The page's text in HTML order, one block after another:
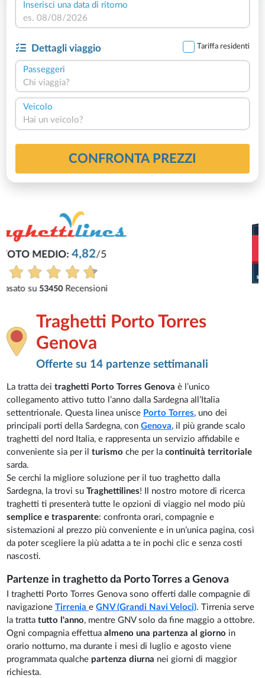
Inserisci una data di ritorno
Dettagli viaggio Tariffa residenti
Passeggeri
Chi viaggia?
Veicolo
Hai un veicolo?
CONFRONTA PREZZI
Traghetti Porto Torres
Genova
Offerte su 14 partenze settimanali
La tratta dei traghetti Porto Torres Genovaè l’unico
collegamento attivo tutto l’anno dalla Sardegna all’Italia
settentrionale. Questa linea unisce Porto Torres, uno dei
principali porti della Sardegna, conGenova, il più grande scalo
traghetti del nord Italia, e rappresenta un servizio affidabile e
conveniente sia per ilturismoche per la continuità territoriale
sarda.
Se cerchi la migliore soluzione per il tuo traghetto dalla
Sardegna, la trovi suTraghettilines! Il nostro motore di ricerca
traghetti ti presenterà tutte le opzioni di viaggio nel modo più
semplice e trasparente: confronta orari, compagnie e
sistemazioni al prezzo più conveniente e in un’unica pagina, così
da poter scegliere la più adatta a te in pochi clic e senza costi
nascosti.
Partenze in traghetto da Porto Torres a Genova
I traghetti Porto Torres Genova sono offerti dalle compagnie di
navigazioneTirreniaeGNV (Grandi Navi Veloci). Tirrenia serve
la trattatutto l'anno, mentre GNV solo da fine maggio a ottobre.
Ogni compagnia effettuaalmeno una partenza al giorno in
orario notturno, ma durante i mesi di luglio e agosto viene
programmata qualche partenza diurna nei giorni di maggior
richiesta.